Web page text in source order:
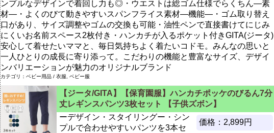
ンプルなデザインで着回し力も◎・ウエストは総ゴム仕様でらくちん―素
材―・よくのびて動きやすいスパンフライス素材―機能―・ゴム取り替え
口があり、サイズ調整やゴムの交換も可能・油性ペンで直接書けてにじみ
にくいお名前スペース2枚付き・ハンカチが入るポケット付きGITA(ジータ)
安心して着せたいママと、毎日気持ちよく着たいコドモ。みんなの思いと
一人ひとりの成長に寄り添って。こだわりの機能と豊富なサイズ、デザイ
ンバリエーションが魅力のオリジナルブランド
カテゴリ：ベビー用品 / 衣服, ベビー服
【ジータ/GITA】【保育園服】ハンカチポッケのびるん7分
丈レギンスパンツ3枚セット 【子供ズボン】
価格：2,899円
ーデザイン・スタイリングー・シン
プルで合わせやすいパンツを3本セ